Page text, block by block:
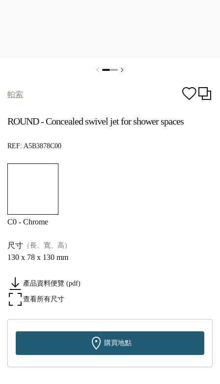
帕索
ROUND - Concealed swivel jet for shower spaces
REF: A5B3878C00
C0 - Chrome
尺寸 （長、寬、高）
130 x 78 x 130 mm
產品資料便覽 (pdf)
查看所有尺寸
購買地點